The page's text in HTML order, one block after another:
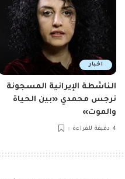
اخبار
الناشطة الإيرانية المسجونة
نرجس محمدي «بين الحياة
والموت»
4 دقيقة للقراءة